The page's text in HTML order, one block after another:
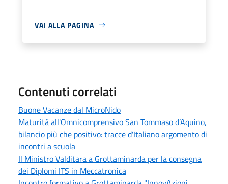
VAI ALLA PAGINA
Contenuti correlati
Buone Vacanze dal MicroNido
Maturità all'Omnicomprensivo San Tommaso d’Aquino,
bilancio più che positivo: tracce d'Italiano argomento di
incontri a scuola
Il Ministro Valditara a Grottaminarda per la consegna
dei Diplomi ITS in Meccatronica